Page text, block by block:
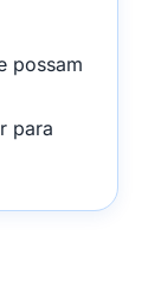
possam
para